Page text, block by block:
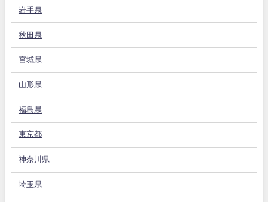
岩手県
秋田県
宮城県
山形県
福島県
東京都
神奈川県
埼玉県